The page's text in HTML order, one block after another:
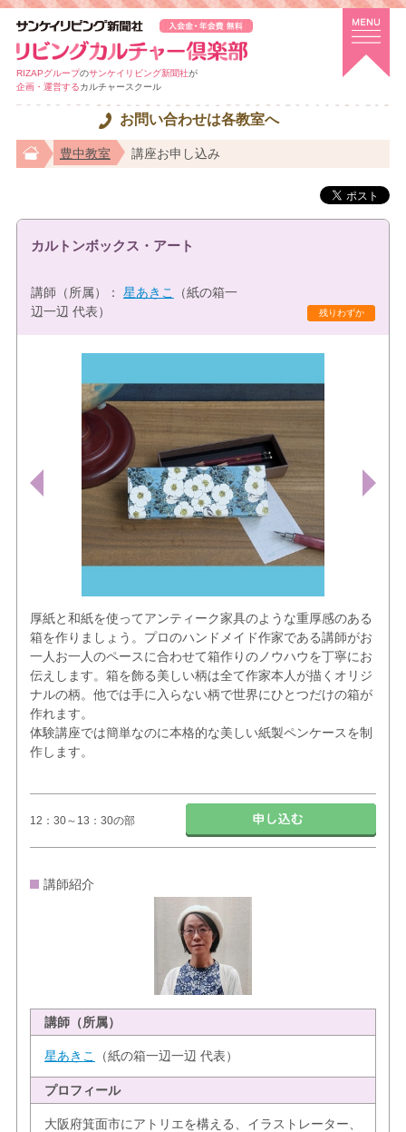
RIZAPグループのサンケイリビング新聞社が
企画・運営するカルチャースクール
お問い合わせは各教室へ
豊中教室 講座お申し込み
体験講座
残りわずか
カルトンボックス・アート
講師（所属）： 星あきこ
（紙の箱一
辺一辺 代表）
厚紙と和紙を使ってアンティーク家具のような重厚感のある
箱を作りましょう。プロのハンドメイド作家である講師がお
一人お一人のペースに合わせて箱作りのノウハウを丁寧にお
伝えします。箱を飾る美しい柄は全て作家本人が描くオリジ
ナルの柄。他では手に入らない柄で世界にひとつだけの箱が
作れます。
体験講座では簡単なのに本格的な美しい紙製ペンケースを制
作します。
12：30～13：30の部
講師紹介
講師（所属）
星あきこ （紙の箱一辺一辺 代表）
プロフィール
大阪府箕面市にアトリエを構える、イラストレーター、